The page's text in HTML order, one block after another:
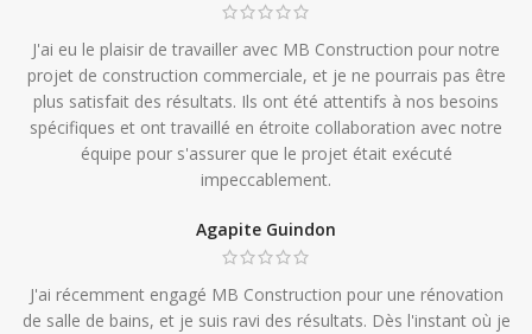
J'ai eu le plaisir de travailler avec MB Construction pour notre
projet de construction commerciale, et je ne pourrais pas être
plus satisfait des résultats. Ils ont été attentifs à nos besoins
spécifiques et ont travaillé en étroite collaboration avec notre
équipe pour s'assurer que le projet était exécuté
impeccablement.
Agapite Guindon
J'ai récemment engagé MB Construction pour une rénovation
de salle de bains, et je suis ravi des résultats. Dès l'instant où je